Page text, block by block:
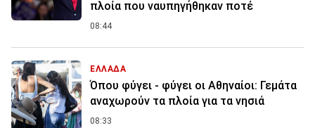
πλοία που ναυπηγήθηκαν ποτέ
08:44
ΕΛΛΑΔΑ
Όπου φύγει - φύγει οι Αθηναίοι: Γεμάτα
αναχωρούν τα πλοία για τα νησιά
08:33